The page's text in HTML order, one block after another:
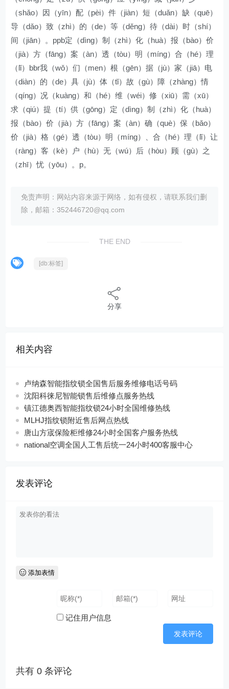
（shǎo）因（yīn）配（pèi）件（jiàn）短（duǎn）缺（quē）
导（dǎo）致（zhì）的（de）等（děng）待（dài）时（shí）
间（jiān）。ppb定（dìng）制（zhì）化（huà）报（bào）价
（jià）方（fāng）案（àn）透（tòu）明（míng）合（hé）理
（lǐ）bbr我（wǒ）们（men）根（gēn）据（jù）家（jiā）电
（diàn）的（de）具（jù）体（tǐ）故（gù）障（zhàng）情
（qíng）况（kuàng）和（hé）维（wéi）修（xiū）需（xū）
求（qiú）提（tí）供（gōng）定（dìng）制（zhì）化（huà）
报（bào）价（jià）方（fāng）案（àn）确（què）保（bǎo）
价（jià）格（gé）透（tòu）明（míng）、合（hé）理（lǐ）让
（ràng）客（kè）户（hù）无（wú）后（hòu）顾（gù）之
（zhī）忧（yōu）。p。
免责声明：网站内容来源于网络，如有侵权，请联系我们删
除，邮箱：352446720@qq.com
THE END
[db:标签]
分享
相关内容
卢纳森智能指纹锁全国售后服务维修电话号码
沈阳科徕尼智能锁售后维修点服务热线
镇江德奥西智能指纹锁24小时全国维修热线
MLHJ指纹锁附近售后网点热线
唐山方宬保险柜维修24小时全国客户服务热线
national空调全国人工售后统一24小时400客服中心
发表评论
添加表情
记住用户信息
共有0 条评论